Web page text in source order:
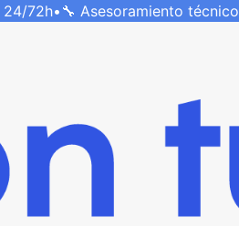
24/72h• 🔧 Asesoramiento técnico